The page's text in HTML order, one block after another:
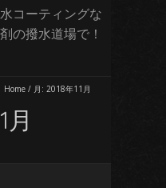
コーティングな
の撥水道場で！
Home / 月: 2018年11月
月